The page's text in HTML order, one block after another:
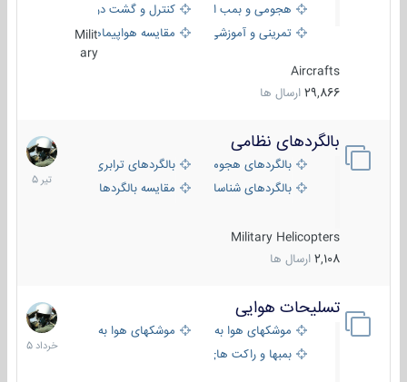
هجومی و بمب افکن
کنترل و گشت دریایی
تمرینی و آموزشی
مقایسه هواپیماهاMilit
ary
Aircrafts
29,866 ارسال ها
بالگردهای نظامی
بالگردهای هجومی
بالگردهای ترابری
بالگردهای شناسایی
مقایسه بالگردها
Military Helicopters
2,108 ارسال ها
22
تیر
1405
تسلیحات هوایی
موشکهای هوا به هوا
موشکهای هوا به سطح
بمبها و راکت های هوایی
30
خرداد
1405